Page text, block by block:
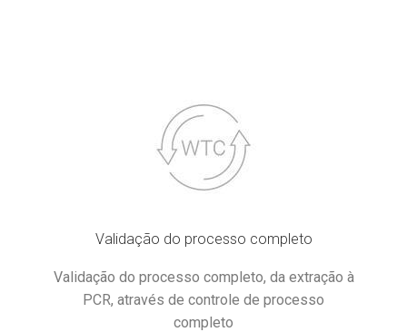
Validação do processo completo
Validação do processo completo, da extração à
PCR, através de controle de processo
completo